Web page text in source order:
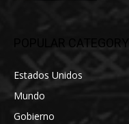
POPULAR CATEGORY
Estados Unidos
Mundo
Gobierno